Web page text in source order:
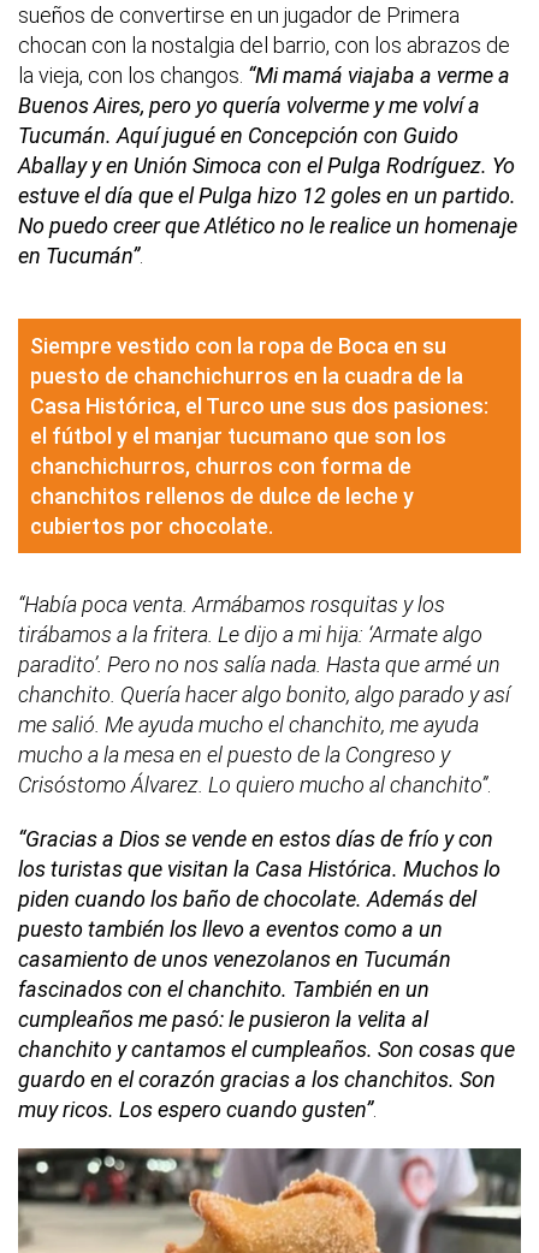
sueños de convertirse en un jugador de Primera
chocan con la nostalgia del barrio, con los abrazos de
la vieja, con los changos. “Mi mamá viajaba a verme a
Buenos Aires, pero yo quería volverme y me volví a
Tucumán. Aquí jugué en Concepción con Guido
Aballay y en Unión Simoca con el Pulga Rodríguez. Yo
estuve el día que el Pulga hizo 12 goles en un partido.
No puedo creer que Atlético no le realice un homenaje
en Tucumán”.
Siempre vestido con la ropa de Boca en su
puesto de chanchichurros en la cuadra de la
Casa Histórica, el Turco une sus dos pasiones:
el fútbol y el manjar tucumano que son los
chanchichurros, churros con forma de
chanchitos rellenos de dulce de leche y
cubiertos por chocolate.
“Había poca venta. Armábamos rosquitas y los
tirábamos a la fritera. Le dijo a mi hija: ‘Armate algo
paradito’. Pero no nos salía nada. Hasta que armé un
chanchito. Quería hacer algo bonito, algo parado y así
me salió. Me ayuda mucho el chanchito, me ayuda
mucho a la mesa en el puesto de la Congreso y
Crisóstomo Álvarez. Lo quiero mucho al chanchito”.
“Gracias a Dios se vende en estos días de frío y con
los turistas que visitan la Casa Histórica. Muchos lo
piden cuando los baño de chocolate. Además del
puesto también los llevo a eventos como a un
casamiento de unos venezolanos en Tucumán
fascinados con el chanchito. También en un
cumpleaños me pasó: le pusieron la velita al
chanchito y cantamos el cumpleaños. Son cosas que
guardo en el corazón gracias a los chanchitos. Son
muy ricos. Los espero cuando gusten”.